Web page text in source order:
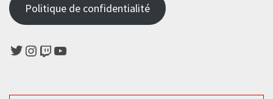
Politique de confidentialité
Twitter
Instagram
TwitchYouTube